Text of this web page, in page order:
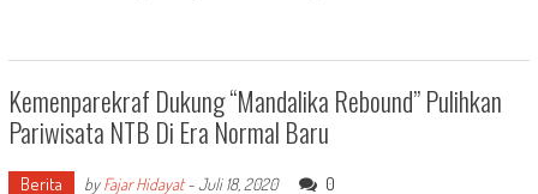
Kemenparekraf Dukung “Mandalika Rebound” Pulihkan
Pariwisata NTB Di Era Normal Baru
Berita byFajar Hidayat-Juli 18, 2020 0